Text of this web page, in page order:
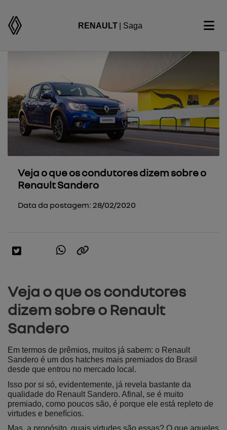
RENAULT | Saga
Veja o que os condutores dizem sobre o
Renault Sandero
Data da postagem: 28/02/2020
Veja o que os condutores
dizem sobre o Renault
Sandero
Em termos de prêmios, muitos já sabem: o Renault
Sandero é um dos hatches mais premiados do Brasil
desde que entrou no mercado local.
Isso por si só, evidentemente, já revela bastante da
qualidade do Renault Sandero. Afinal, se é muito
premiado, como poucos são, é porque ele está repleto de
virtudes e benefícios.